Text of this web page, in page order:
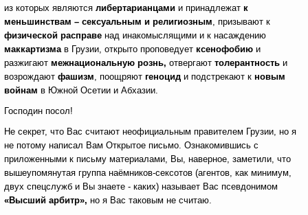
из которых являются либертарианцами и принадлежат к
меньшинствам – сексуальным и религиозным, призывают к
физической расправе над инакомыслящими и к насаждению
маккартизма в Грузии, открыто проповедует ксенофобию и
разжигают межнациональную рознь, отвергают толерантность и
возрождают фашизм, поощряют геноцид и подстрекают к новым
войнам в Южной Осетии и Абхазии.
Господин посол!
Не секрет, что Вас считают неофициальным правителем Грузии, но я
не потому написал Вам Открытое письмо. Ознакомившись с
приложенными к письму материалами, Вы, наверное, заметили, что
вышеупомянутая группа наёмников-сексотов (агентов, как минимум,
двух спецслужб и Вы знаете - каких) называет Вас псевдонимом
«Высший арбитр», но я Вас таковым не считаю.